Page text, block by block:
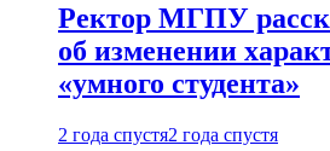
Ректор МГПУ
об изменении
«умного студента»
2 года спустя2 года спустя